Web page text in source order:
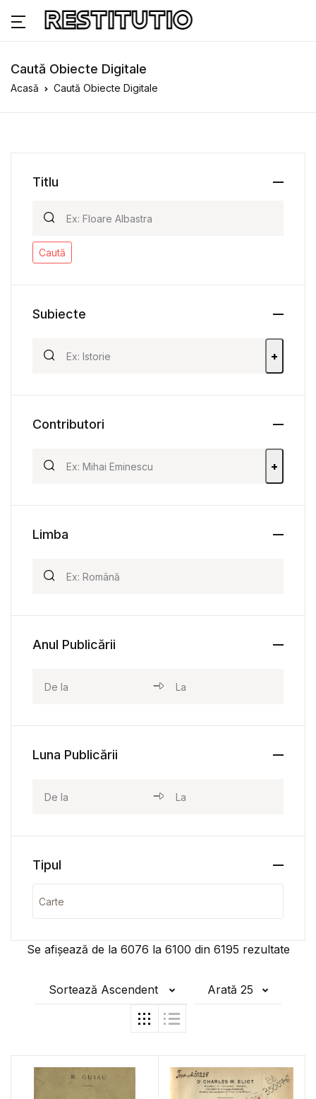
Caută Obiecte Digitale
Acasă Caută Obiecte Digitale
Se afișează de la 6076 la 6100 din 6195 rezultate
Sortează Ascendent Arată 25
Titlu
Caută
Subiecte
+
Contributori
+
Limba
Anul Publicării
Luna Publicării
Tipul